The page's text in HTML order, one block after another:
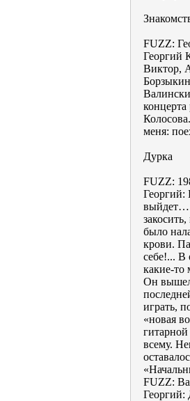
FUZZ:
Георгий
Виктор,
меня:
Дурка
FUZZ:
Георгий:
выйдет…
было
крови.
себе!... В
какие-то
Он вышел
играть,
«новая
всему.
FUZZ:
Георгий: